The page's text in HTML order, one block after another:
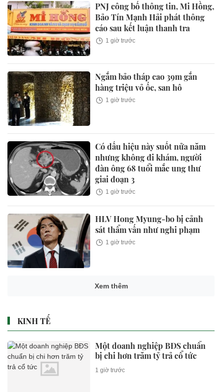
PNJ công bố thông tin, Mi Hồng,
Bảo Tín Mạnh Hải phát thông
cáo sau kết luận thanh tra
1 giờ trước
Ngắm bảo tháp cao 39m gắn
hàng triệu vỏ ốc, san hô
1 giờ trước
Có dấu hiệu này suốt nửa năm
nhưng không đi khám, người
đàn ông 68 tuổi mắc ung thư
giai đoạn 3
1 giờ trước
HLV Hong Myung-bo bị cảnh
sát thẩm vấn như nghi phạm
1 giờ trước
Xem thêm
KINH TẾ
Một doanh nghiệp BĐS chuẩn
bị chi hơn trăm tỷ trả cổ tức
1 giờ trước